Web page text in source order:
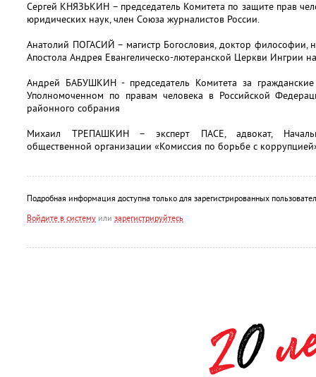
Сергей КНЯЗЬКИН – председатель Комитета по защите прав
юридических наук, член Союза журналистов России.
Анатолий ПОГАСИЙ – магистр Богословия, доктор философии,
Апостола Андрея Евангелическо-лютеранской Церкви Ингрии
Андрей БАБУШКИН - председатель Комитета за
Уполномоченном по правам человека в Российской
районного собрания
Михаил ТРЕПАШКИН – эксперт ПАСЕ, адвокат,
общественной организации «Комиссия по борьбе с
Подробная информация доступна только для зарегистрированных
Войдите в систему или зарегистрируйтесь